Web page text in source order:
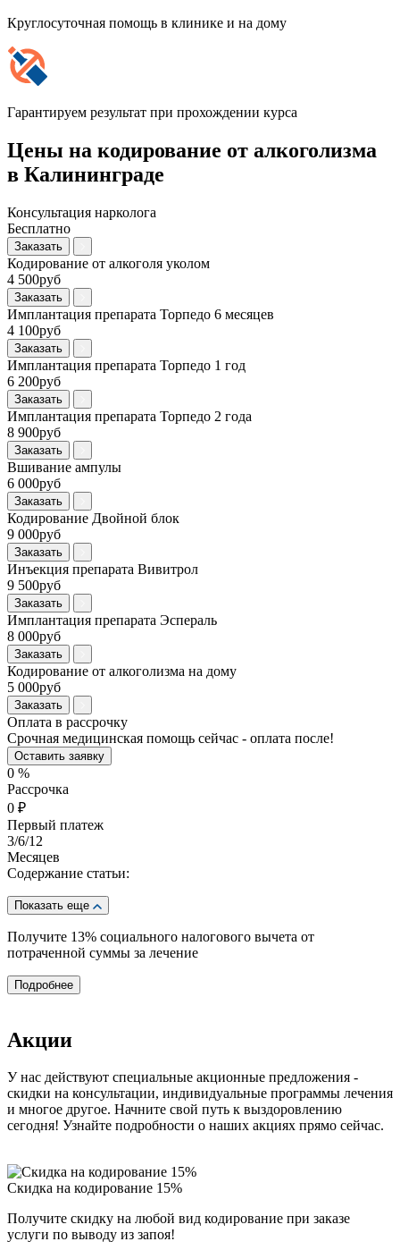
Круглосуточная помощь в клинике и на дому
Гарантируем результат при прохождении курса
Цены на кодирование от алкоголизма
в Калининграде
Консультация нарколога
Бесплатно
Заказать
Кодирование от алкоголя уколом
4 500руб
Заказать
Имплантация препарата Торпедо 6 месяцев
4 100руб
Заказать
Имплантация препарата Торпедо 1 год
6 200руб
Заказать
Имплантация препарата Торпедо 2 года
8 900руб
Заказать
Вшивание ампулы
6 000руб
Заказать
Кодирование Двойной блок
9 000руб
Заказать
Инъекция препарата Вивитрол
9 500руб
Заказать
Имплантация препарата Эспераль
8 000руб
Заказать
Кодирование от алкоголизма на дому
5 000руб
Заказать
Оплата в рассрочку
Срочная медицинская помощь сейчас - оплата после!
Оставить заявку
0 %
Рассрочка
0 ₽
Первый платеж
3/6/12
Месяцев
Содержание статьи:
Показать еще
Получите 13% социального налогового вычета от
потраченной суммы за лечение
Подробнее
Акции
У нас действуют специальные акционные предложения -
скидки на консультации, индивидуальные программы лечения
и многое другое. Начните свой путь к выздоровлению
сегодня! Узнайте подробности о наших акциях прямо сейчас.
Скидка на кодирование 15%
Получите скидку на любой вид кодирование при заказе
услуги по выводу из запоя!